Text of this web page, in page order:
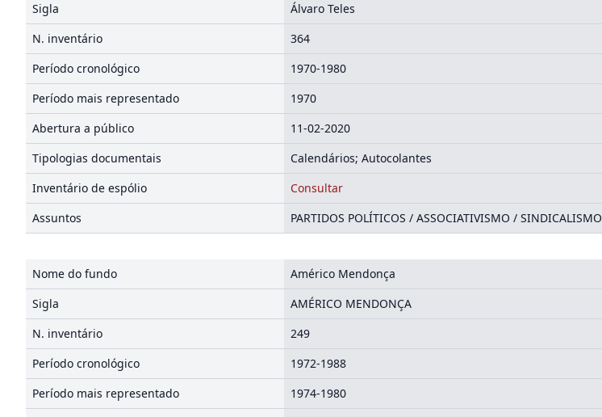
Sigla
Álvaro Teles
N. inventário
364
Período cronológico
1970-1980
Período mais representado
1970
Abertura a público
11-02-2020
Tipologias documentais
Calendários; Autocolantes
Inventário de espólio
Consultar
Assuntos
PARTIDOS POLÍTICOS / ASSOCIATIVISMO / SINDICALISMO
Nome do fundo
Américo Mendonça
Sigla
AMÉRICO MENDONÇA
N. inventário
249
Período cronológico
1972-1988
Período mais representado
1974-1980